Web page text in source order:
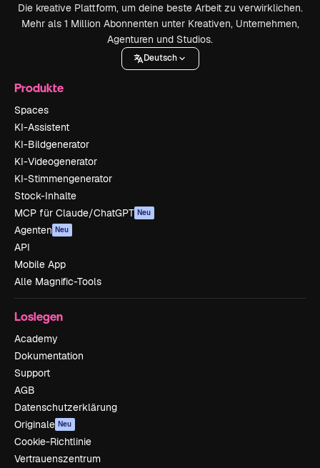
Die kreative Plattform, um deine beste Arbeit zu verwirklichen.
Mehr als 1 Million Abonnenten unter Kreativen, Unternehmen,
Agenturen und Studios.
Deutsch
Produkte
Spaces
KI-Assistent
KI-Bildgenerator
KI-Videogenerator
KI-Stimmengenerator
Stock-Inhalte
MCP für Claude/ChatGPT Neu
Agenten Neu
API
Mobile App
Alle Magnific-Tools
Loslegen
Academy
Dokumentation
Support
AGB
Datenschutzerklärung
Originale Neu
Cookie-Richtlinie
Vertrauenszentrum